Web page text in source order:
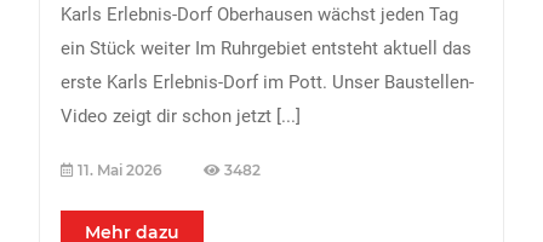
Karls Erlebnis-Dorf Oberhausen wächst jeden Tag
ein Stück weiter Im Ruhrgebiet entsteht aktuell das
erste Karls Erlebnis-Dorf im Pott. Unser Baustellen-
Video zeigt dir schon jetzt [...]
11. Mai 2026 3482
Mehr dazu